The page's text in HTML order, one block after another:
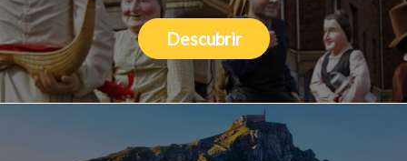
Descubrir